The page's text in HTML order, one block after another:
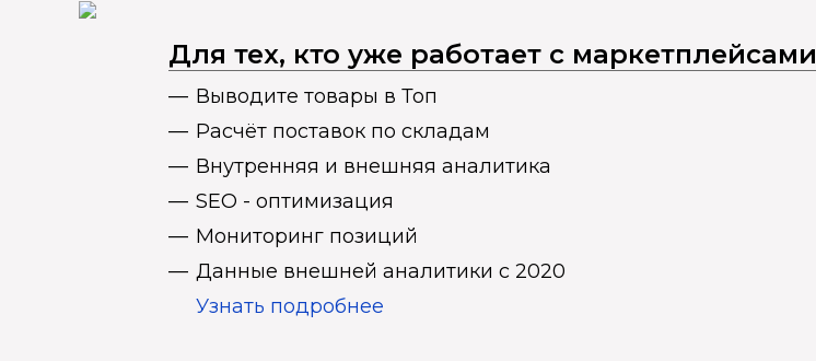
Для тех, кто уже работает с маркетплейсами
Выводите товары в Топ
Расчёт поставок по складам
Внутренняя и внешняя аналитика
SEO - оптимизация
Мониторинг позиций
Данные внешней аналитики с 2020
Узнать подробнее